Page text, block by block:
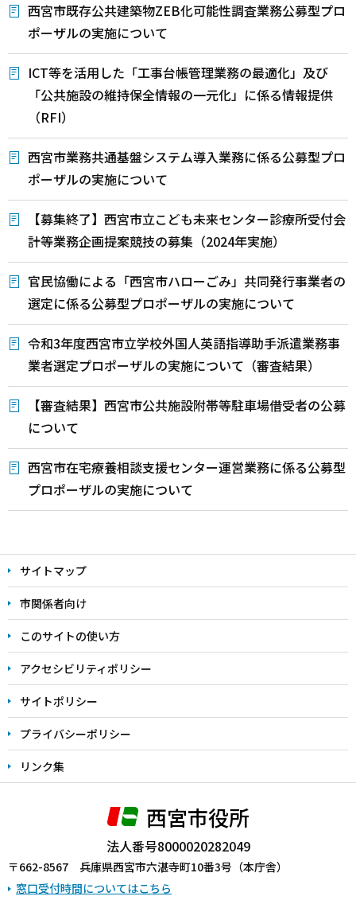
西宮市既存公共建築物ZEB化可能性調査業務公募型プロ
ポーザルの実施について
ICT等を活用した「工事台帳管理業務の最適化」及び
「公共施設の維持保全情報の一元化」に係る情報提供
（RFI）
西宮市業務共通基盤システム導入業務に係る公募型プロ
ポーザルの実施について
【募集終了】西宮市立こども未来センター診療所受付会
計等業務企画提案競技の募集（2024年実施）
官民協働による「西宮市ハローごみ」共同発行事業者の
選定に係る公募型プロポーザルの実施について
令和3年度西宮市立学校外国人英語指導助手派遣業務事
業者選定プロポーザルの実施について（審査結果）
【審査結果】西宮市公共施設附帯等駐車場借受者の公募
について
西宮市在宅療養相談支援センター運営業務に係る公募型
プロポーザルの実施について
文
こ
こ
ま
で
サイトマップ
市関係者向け
このサイトの使い方
アクセシビリティポリシー
サイトポリシー
プライバシーポリシー
リンク集
西宮市役所
法人番号8000020282049
〒662-8567 兵庫県西宮市六湛寺町10番3号（本庁舎）
窓口受付時間についてはこちら